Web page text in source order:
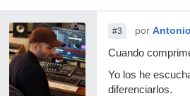
#3 por
Cuando
Yo los he
diferenciarlos.